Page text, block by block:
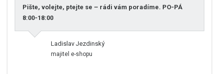
Pište, volejte, ptejte se – rádi vám poradíme. PO-PÁ
8:00-18:00
Ladislav Jezdinský
majitel e-shopu